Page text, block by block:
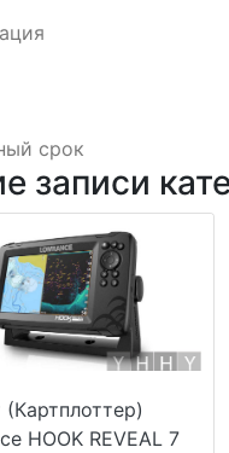
срок
записи
(Картплоттер)
HOOK REVEAL 7